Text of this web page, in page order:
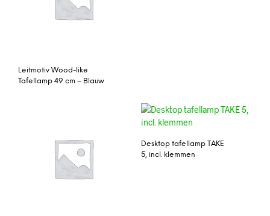
Leitmotiv Wood-like
Tafellamp 49 cm – Blauw
Desktop tafellamp TAKE
5, incl. klemmen